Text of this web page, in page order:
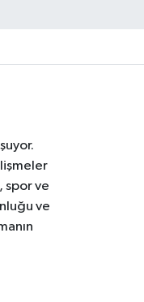
spor ve
ve